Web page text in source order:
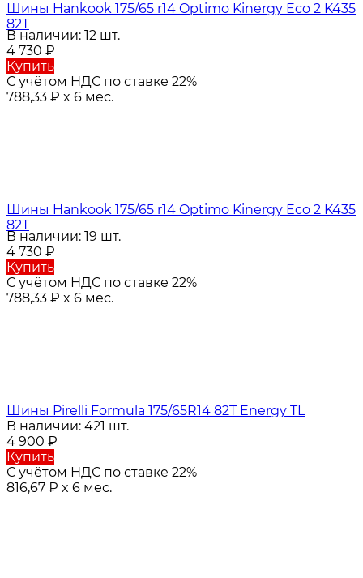
Шины Hankook 175/65 r14 Optimo Kinergy Eco 2 K435
82T
В наличии: 12 шт.
4 730 ₽
Купить
С учётом НДС по ставке 22%
788,33 ₽ x 6 мес.
Шины Hankook 175/65 r14 Optimo Kinergy Eco 2 K435
82T
В наличии: 19 шт.
4 730 ₽
Купить
С учётом НДС по ставке 22%
788,33 ₽ x 6 мес.
Шины Pirelli Formula 175/65R14 82T Energy TL
В наличии: 421 шт.
4 900 ₽
Купить
С учётом НДС по ставке 22%
816,67 ₽ x 6 мес.